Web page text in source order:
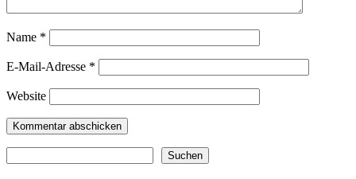
Name *
E-Mail-Adresse *
Website
Suchen